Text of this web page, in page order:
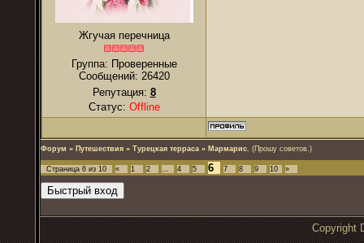
Жгучая перечница
Группа: Проверенные
Сообщений: 26420
Репутация: 8
Статус: Offline
Форум » Путешествия » Турецкая терраса » Мармарис. (Прошу советов.)
Страница 6 из 10 « 1 2 … 4 5 6 7 8 9 10 »
Copyright